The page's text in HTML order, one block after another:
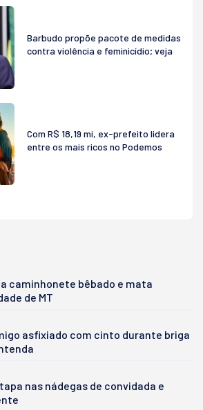
Barbudo propõe pacote de medidas
contra violência e feminicídio; veja
Com R$ 18,19 mi, ex-prefeito lidera
entre os mais ricos no Podemos
caminhonete bêbado e mata
de MT
asfixiado com cinto durante briga
nas nádegas de convidada e